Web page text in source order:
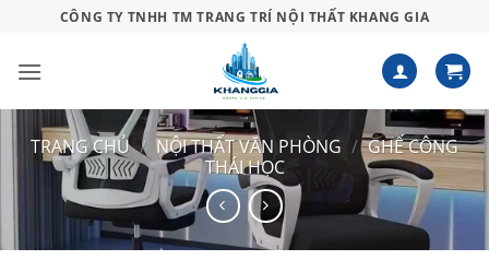
nội
CÔNG TY TNHH TM TRANG TRÍ NỘI THẤT KHANG GIA
TRANG CHỦ / NỘI THẤT VĂN PHÒNG / GHẾ CÔNG
THÁI HỌC